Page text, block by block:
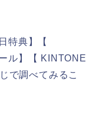
特典】【
ル】【 KINTONE
で調べてみるこ